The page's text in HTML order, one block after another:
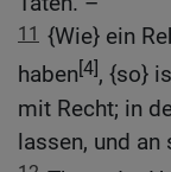
11 {Wie} ein
haben[4], {so}
mit Recht; in
lassen, und an